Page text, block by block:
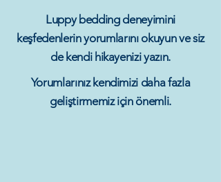
Luppy bedding deneyimini
keşfedenlerin yorumlarını okuyun ve siz
de kendi hikayenizi yazın.
Yorumlarınız kendimizi daha fazla
geliştirmemiz için önemli.